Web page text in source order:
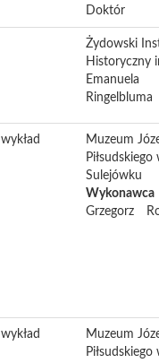
Doktór
Żydowski
Historyczny
Emanuela
Ringelbluma
wykład
Muzeum
Piłsudskiego
Sulejówku
Wykonawca
Grzegorz
wykład
Muzeum
Piłsudskiego